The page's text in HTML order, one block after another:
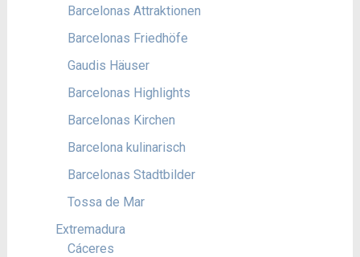
Barcelonas Attraktionen
Barcelonas Friedhöfe
Gaudis Häuser
Barcelonas Highlights
Barcelonas Kirchen
Barcelona kulinarisch
Barcelonas Stadtbilder
Tossa de Mar
Extremadura
Cáceres